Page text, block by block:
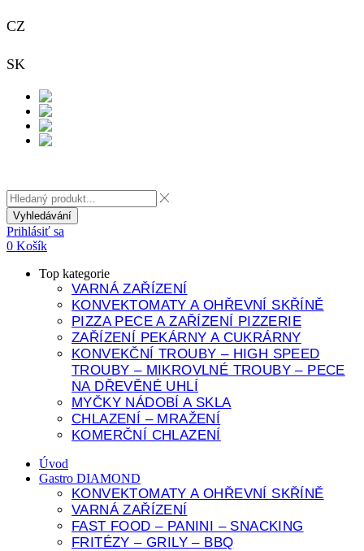
CZ
SK
Vyhledávání
Prihlásiť sa
0 Košík
Top kategorie
VARNÁ ZAŘÍZENÍ
KONVEKTOMATY A OHŘEVNÍ SKŘÍNĚ
PIZZA PECE A ZAŘÍZENÍ PIZZERIE
ZAŘÍZENÍ PEKÁRNY A CUKRÁRNY
KONVEKČNÍ TROUBY – HIGH SPEED
TROUBY – MIKROVLNÉ TROUBY – PECE
NA DŘEVĚNÉ UHLÍ
MYČKY NÁDOBÍ A SKLA
CHLAZENÍ – MRAŽENÍ
KOMERČNÍ CHLAZENÍ
Úvod
Gastro DIAMOND
KONVEKTOMATY A OHŘEVNÍ SKŘÍNĚ
VARNÁ ZAŘÍZENÍ
FAST FOOD – PANINI – SNACKING
FRITÉZY – GRILY – BBQ